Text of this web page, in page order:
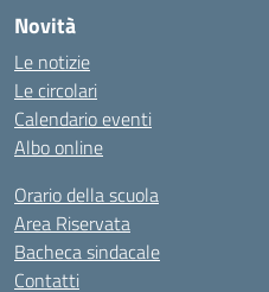
Novità
Le notizie
Le circolari
Calendario eventi
Albo online
Orario della scuola
Area Riservata
Bacheca sindacale
Contatti